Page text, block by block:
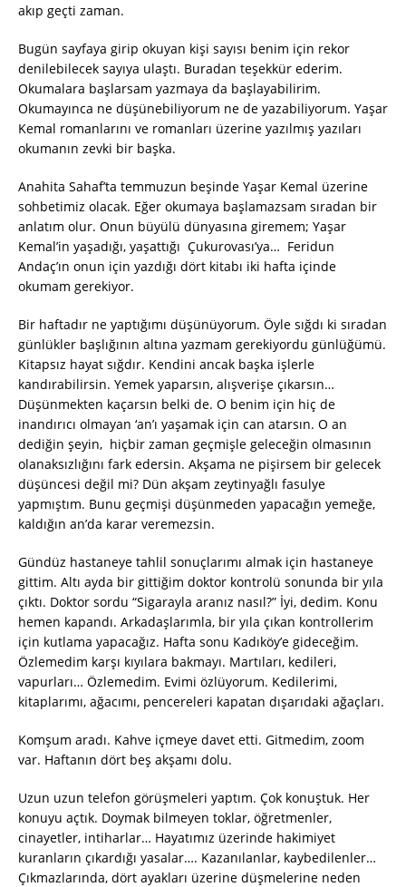
akıp geçti zaman.
Bugün sayfaya girip okuyan kişi sayısı benim için rekor
denilebilecek sayıya ulaştı. Buradan teşekkür ederim.
Okumalara başlarsam yazmaya da başlayabilirim.
Okumayınca ne düşünebiliyorum ne de yazabiliyorum. Yaşar
Kemal romanlarını ve romanları üzerine yazılmış yazıları
okumanın zevki bir başka.
Anahita Sahaf’ta temmuzun beşinde Yaşar Kemal üzerine
sohbetimiz olacak. Eğer okumaya başlamazsam sıradan bir
anlatım olur. Onun büyülü dünyasına giremem; Yaşar
Kemal’in yaşadığı, yaşattığı Çukurovası’ya… Feridun
Andaç’ın onun için yazdığı dört kitabı iki hafta içinde
okumam gerekiyor.
Bir haftadır ne yaptığımı düşünüyorum. Öyle sığdı ki sıradan
günlükler başlığının altına yazmam gerekiyordu günlüğümü.
Kitapsız hayat sığdır. Kendini ancak başka işlerle
kandırabilirsin. Yemek yaparsın, alışverişe çıkarsın…
Düşünmekten kaçarsın belki de. O benim için hiç de
inandırıcı olmayan ‘an’ı yaşamak için can atarsın. O an
dediğin şeyin, hiçbir zaman geçmişle geleceğin olmasının
olanaksızlığını fark edersin. Akşama ne pişirsem bir gelecek
düşüncesi değil mi? Dün akşam zeytinyağlı fasulye
yapmıştım. Bunu geçmişi düşünmeden yapacağın yemeğe,
kaldığın an’da karar veremezsin.
Gündüz hastaneye tahlil sonuçlarımı almak için hastaneye
gittim. Altı ayda bir gittiğim doktor kontrolü sonunda bir yıla
çıktı. Doktor sordu “Sigarayla aranız nasıl?” İyi, dedim. Konu
hemen kapandı. Arkadaşlarımla, bir yıla çıkan kontrollerim
için kutlama yapacağız. Hafta sonu Kadıköy’e gideceğim.
Özlemedim karşı kıyılara bakmayı. Martıları, kedileri,
vapurları… Özlemedim. Evimi özlüyorum. Kedilerimi,
kitaplarımı, ağacımı, pencereleri kapatan dışarıdaki ağaçları.
Komşum aradı. Kahve içmeye davet etti. Gitmedim, zoom
var. Haftanın dört beş akşamı dolu.
Uzun uzun telefon görüşmeleri yaptım. Çok konuştuk. Her
konuyu açtık. Doymak bilmeyen toklar, öğretmenler,
cinayetler, intiharlar… Hayatımız üzerinde hakimiyet
kuranların çıkardığı yasalar…. Kazanılanlar, kaybedilenler…
Çıkmazlarında, dört ayakları üzerine düşmelerine neden